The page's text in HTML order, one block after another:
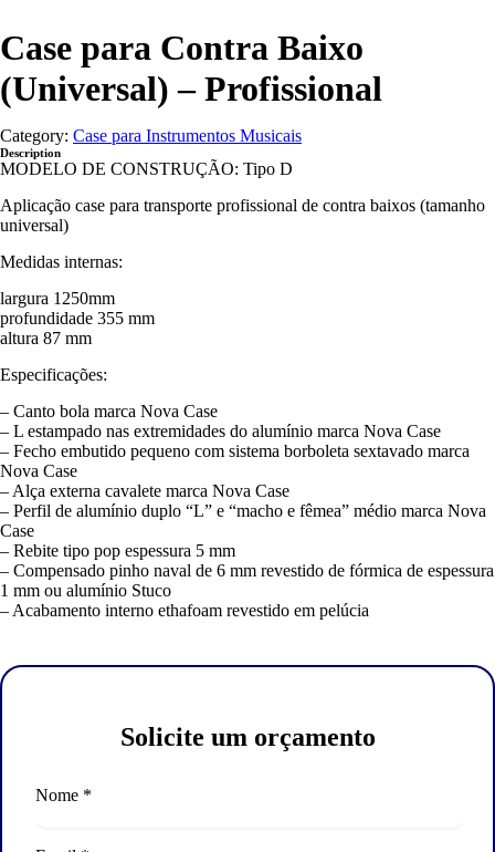
Case para Contra Baixo
(Universal) – Profissional
Category: Case para Instrumentos Musicais
Description
MODELO DE CONSTRUÇÃO: Tipo D
Aplicação case para transporte profissional de contra baixos (tamanho
universal)
Medidas internas:
largura 1250mm
profundidade 355 mm
altura 87 mm
Especificações:
– Canto bola marca Nova Case
– L estampado nas extremidades do alumínio marca Nova Case
– Fecho embutido pequeno com sistema borboleta sextavado marca
Nova Case
– Alça externa cavalete marca Nova Case
– Perfil de alumínio duplo “L” e “macho e fêmea” médio marca Nova
Case
– Rebite tipo pop espessura 5 mm
– Compensado pinho naval de 6 mm revestido de fórmica de espessura
1 mm ou alumínio Stuco
– Acabamento interno ethafoam revestido em pelúcia
Solicite um orçamento
Nome *